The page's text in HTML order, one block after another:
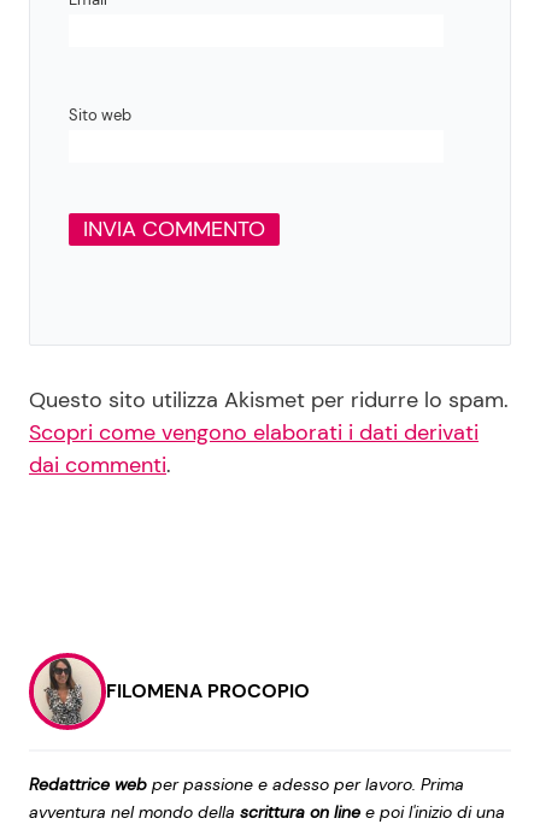
Sito web
Questo sito utilizza Akismet per ridurre lo spam.
Scopri come vengono elaborati i dati derivati
dai commenti.
FILOMENA PROCOPIO
Redattrice web per passione e adesso per lavoro. Prima
avventura nel mondo della scrittura on line e poi l'inizio di una